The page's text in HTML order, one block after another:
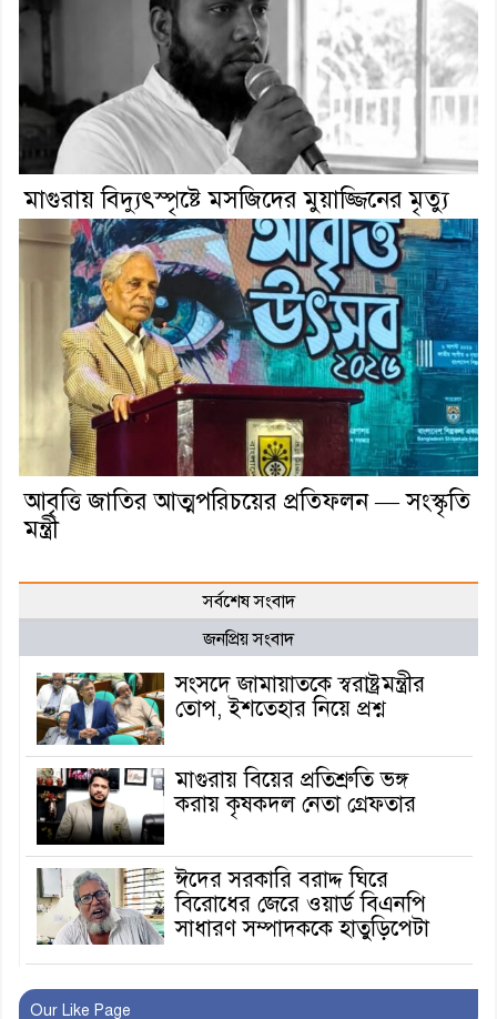
মাগুরায় বিদ্যুৎস্পৃষ্টে মসজিদের মুয়াজ্জিনের মৃত্যু
আবৃত্তি জাতির আত্মপরিচয়ের প্রতিফলন — সংস্কৃতি
মন্ত্রী
সর্বশেষ সংবাদ
জনপ্রিয় সংবাদ
সংসদে জামায়াতকে স্বরাষ্ট্রমন্ত্রীর
তোপ, ইশতেহার নিয়ে প্রশ্ন
মাগুরায় বিয়ের প্রতিশ্রুতি ভঙ্গ
করায় কৃষকদল নেতা গ্রেফতার
ঈদের সরকারি বরাদ্দ ঘিরে
বিরোধের জেরে ওয়ার্ড বিএনপি
সাধারণ সম্পাদককে হাতুড়িপেটা
লোভ সংবরণ করতে পারলেন না
Our Like Page